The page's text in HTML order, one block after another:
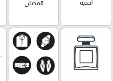
أحذية قمصان